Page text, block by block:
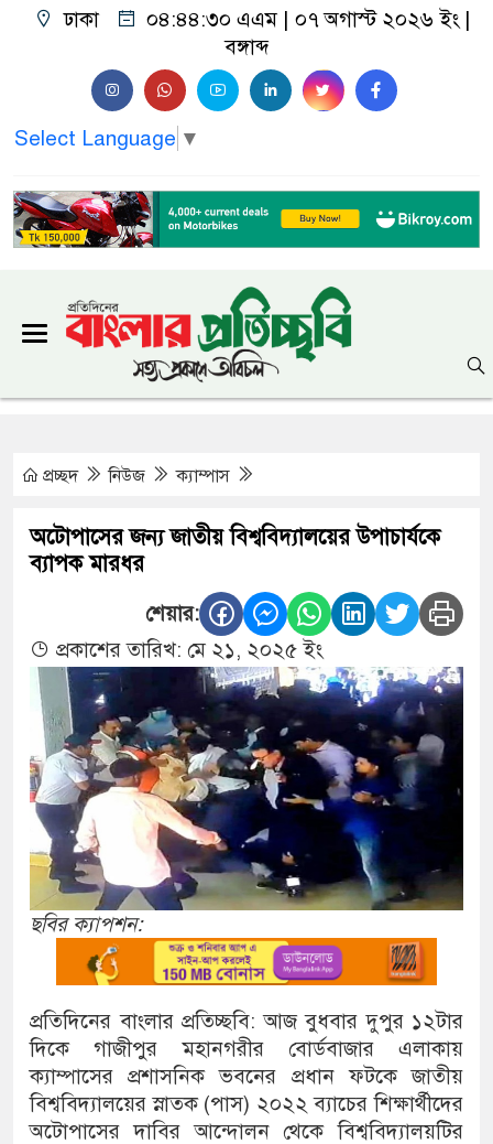
ঢাকা ০৪:৪৪:৩১ এএম| ০৭ অগাস্ট ২০২৬ ইং |
বঙ্গাব্দ
Select Language ▼
প্রচ্ছদ নিউজ ক্যাম্পাস
অটোপাসের জন্য জাতীয় বিশ্ববিদ্যালয়ের উপাচার্যকে
ব্যাপক মারধর
শেয়ার:
প্রকাশের তারিখ: মে ২১, ২০২৫ ইং
ছবির ক্যাপশন:
প্রতিদিনের বাংলার প্রতিচ্ছবি: আজ বুধবার দুপুর ১২টার
দিকে গাজীপুর মহানগরীর বোর্ডবাজার এলাকায়
ক্যাম্পাসের প্রশাসনিক ভবনের প্রধান ফটকে জাতীয়
বিশ্ববিদ্যালয়ের স্নাতক (পাস) ২০২২ ব্যাচের শিক্ষার্থীদের
অটোপাসের দাবির আন্দোলন থেকে বিশ্ববিদ্যালয়টির